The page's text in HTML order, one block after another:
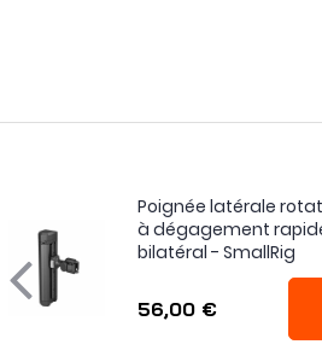
Poignée latérale
à dégagement
bilatéral - SmallRig
56,00 €